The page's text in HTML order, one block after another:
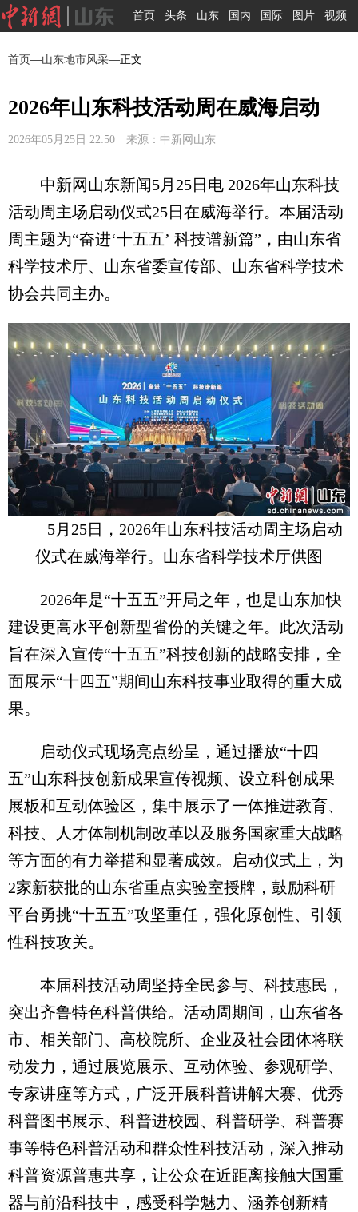
首页 头条 山东 国内 国际 图片 视频
首页—山东地市风采—正文
2026年山东科技活动周在威海启动
2026年05月25日 22:50 来源：中新网山东
中新网山东新闻5月25日电 2026年山东科技
活动周主场启动仪式25日在威海举行。本届活动
周主题为“奋进‘十五五’ 科技谱新篇”，由山东省
科学技术厅、山东省委宣传部、山东省科学技术
协会共同主办。
5月25日，2026年山东科技活动周主场启动
仪式在威海举行。山东省科学技术厅供图
2026年是“十五五”开局之年，也是山东加快
建设更高水平创新型省份的关键之年。此次活动
旨在深入宣传“十五五”科技创新的战略安排，全
面展示“十四五”期间山东科技事业取得的重大成
果。
启动仪式现场亮点纷呈，通过播放“十四
五”山东科技创新成果宣传视频、设立科创成果
展板和互动体验区，集中展示了一体推进教育、
科技、人才体制机制改革以及服务国家重大战略
等方面的有力举措和显著成效。启动仪式上，为
2家新获批的山东省重点实验室授牌，鼓励科研
平台勇挑“十五五”攻坚重任，强化原创性、引领
性科技攻关。
本届科技活动周坚持全民参与、科技惠民，
突出齐鲁特色科普供给。活动周期间，山东省各
市、相关部门、高校院所、企业及社会团体将联
动发力，通过展览展示、互动体验、参观研学、
专家讲座等方式，广泛开展科普讲解大赛、优秀
科普图书展示、科普进校园、科普研学、科普赛
事等特色科普活动和群众性科技活动，深入推动
科普资源普惠共享，让公众在近距离接触大国重
器与前沿科技中，感受科学魅力、涵养创新精